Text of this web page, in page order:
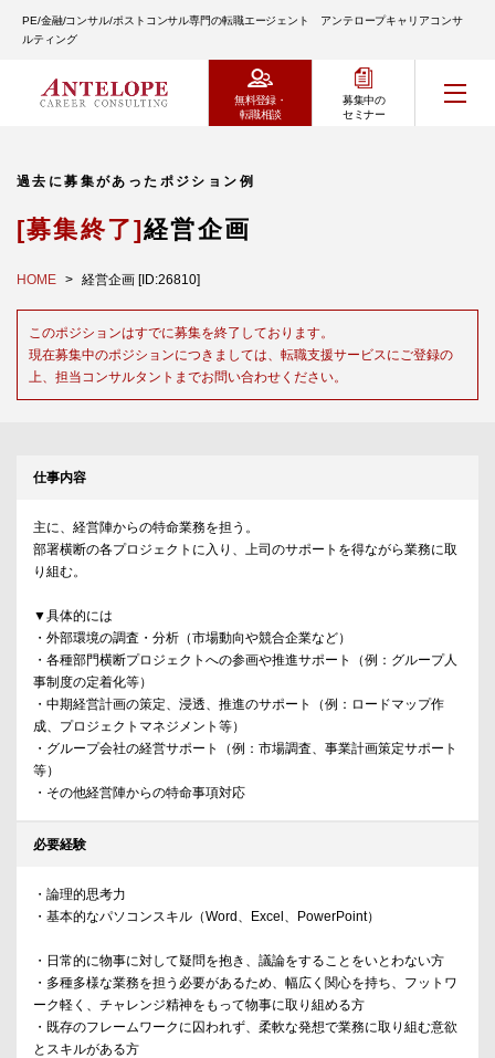
PE/金融/コンサル/ポストコンサル専門の転職エージェント アンテロープキャリアコンサ
ルティング
無料登録・
転職相談
募集中の
セミナー
過去に募集があったポジション例
[募集終了]経営企画
HOME 経営企画 [ID:26810]
このポジションはすでに募集を終了しております。
現在募集中のポジションにつきましては、転職支援サービスにご登録の
上、担当コンサルタントまでお問い合わせください。
仕事内容
主に、経営陣からの特命業務を担う。
部署横断の各プロジェクトに入り、上司のサポートを得ながら業務に取
り組む。
▼具体的には
・外部環境の調査・分析（市場動向や競合企業など）
・各種部門横断プロジェクトへの参画や推進サポート（例：グループ人
事制度の定着化等）
・中期経営計画の策定、浸透、推進のサポート（例：ロードマップ作
成、プロジェクトマネジメント等）
・グループ会社の経営サポート（例：市場調査、事業計画策定サポート
等）
・その他経営陣からの特命事項対応
必要経験
・論理的思考力
・基本的なパソコンスキル（Word、Excel、PowerPoint）
・日常的に物事に対して疑問を抱き、議論をすることをいとわない方
・多種多様な業務を担う必要があるため、幅広く関心を持ち、フットワ
ーク軽く、チャレンジ精神をもって物事に取り組める方
・既存のフレームワークに囚われず、柔軟な発想で業務に取り組む意欲
とスキルがある方